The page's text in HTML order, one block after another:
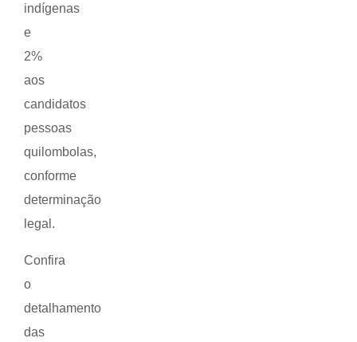
indígenas
e
2%
aos
candidatos
pessoas
quilombolas,
conforme
determinação
legal.
Confira
o
detalhamento
das